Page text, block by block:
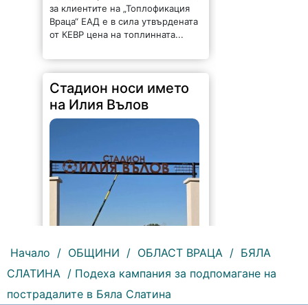
за клиентите на „Топлофикация
Враца“ ЕАД е в сила утвърдената
от КЕВР цена на топлинната...
Стадион носи името
на Илия Вълов
153 | 2026-08-06 09:55:43
Начало / ОБЩИНИ / ОБЛАСТ ВРАЦА / БЯЛА
СЛАТИНА / Подеха кампания за подпомагане на
пострадалите в Бяла Слатина